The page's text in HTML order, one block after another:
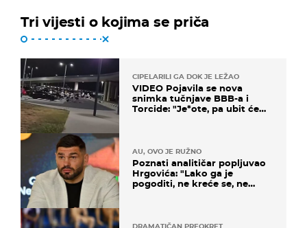
Tri vijesti o kojima se priča
CIPELARILI GA DOK JE LEŽAO
VIDEO Pojavila se nova
snimka tučnjave BBB-a i
Torcide: "Je*ote, pa ubit će
AU, OVO JE RUŽNO
Poznati analitičar popljuvao
Hrgovića: "Lako ga je
pogoditi, ne kreće se, ne